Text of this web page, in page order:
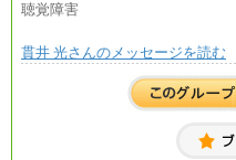
総合職 月給
整給
※詳細はJTBキ
■(株)JTBコミュ
総合職 月給
聴覚障害
貫井 光さんのメッセージを読む